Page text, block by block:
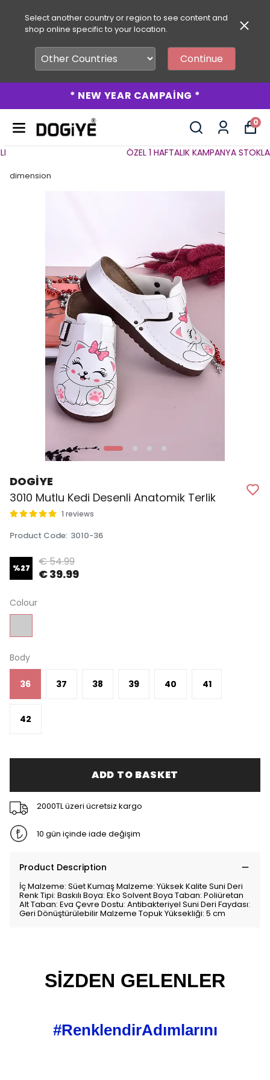
Select another country or region to see content and
shop online specific to your location.
Continue
* NEW YEAR CAMPAİNG *
0
ÖZEL 1 HAFTALIK KAMPANYA
dimension
DOGİYE
3010 Mutlu Kedi Desenli Anatomik Terlik
1 reviews
Product Code: 3010-36
%27 € 54.99
€ 39.99
Colour
Body
36 37 38 39 40 41
42
ADD TO BASKET
2000TL üzeri ücretsiz kargo
10 gün içinde iade değişim
Product Description
İç Malzeme: Süet Kumaş Malzeme: Yüksek Kalite Suni Deri
Renk Tipi: Baskılı Boya: Eko Solvent Boya Taban: Poliüretan
Alt Taban: Eva Çevre Dostu: Antibakteriyel Suni Deri Faydası:
Geri Dönüştürülebilir Malzeme Topuk Yüksekliği: 5 cm
SİZDEN GELENLER
#RenklendirAdımlarını